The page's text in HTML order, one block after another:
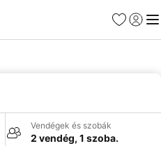
Kedvencek
Vendégek és szobák
2 vendég, 1 szoba.